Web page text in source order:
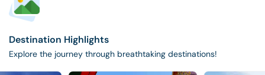
Destination Highlights
Explore the journey through breathtaking destinations!